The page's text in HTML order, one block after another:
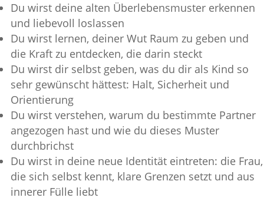
Du wirst deine alten Überlebensmuster erkennen
und liebevoll loslassen
Du wirst lernen, deiner Wut Raum zu geben und
die Kraft zu entdecken, die darin steckt
Du wirst dir selbst geben, was du dir als Kind so
sehr gewünscht hättest: Halt, Sicherheit und
Orientierung
Du wirst verstehen, warum du bestimmte Partner
angezogen hast und wie du dieses Muster
durchbrichst
Du wirst in deine neue Identität eintreten: die Frau,
die sich selbst kennt, klare Grenzen setzt und aus
innerer Fülle liebt